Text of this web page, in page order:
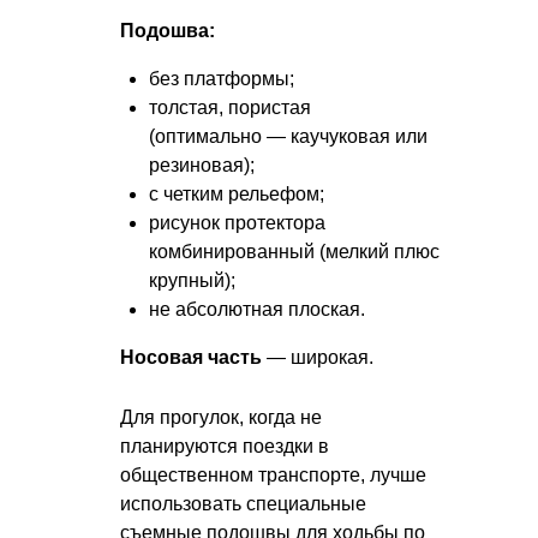
Подошва:
без платформы;
толстая, пористая
(оптимально — каучуковая или
резиновая);
с четким рельефом;
рисунок протектора
комбинированный (мелкий плюс
крупный);
не абсолютная плоская.
Носовая часть — широкая.
Для прогулок, когда не
планируются поездки в
общественном транспорте, лучше
использовать специальные
съемные подошвы для ходьбы по